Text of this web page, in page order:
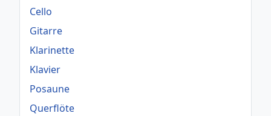
Cello
Gitarre
Klarinette
Klavier
Posaune
Querflöte